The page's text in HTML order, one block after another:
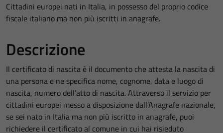
Cittadini europei nati in Italia, in possesso del proprio codice
fiscale italiano ma non più iscritti in anagrafe.
Descrizione
Il certificato di nascita è il documento che attesta la nascita di
una persona e ne specifica nome, cognome, data e luogo di
nascita, numero dell’atto di nascita. Attraverso il servizio per
cittadini europei messo a disposizione dall’Anagrafe nazionale,
se sei nato in Italia ma non più iscritto in anagrafe, puoi
richiedere il certificato al comune in cui hai risieduto